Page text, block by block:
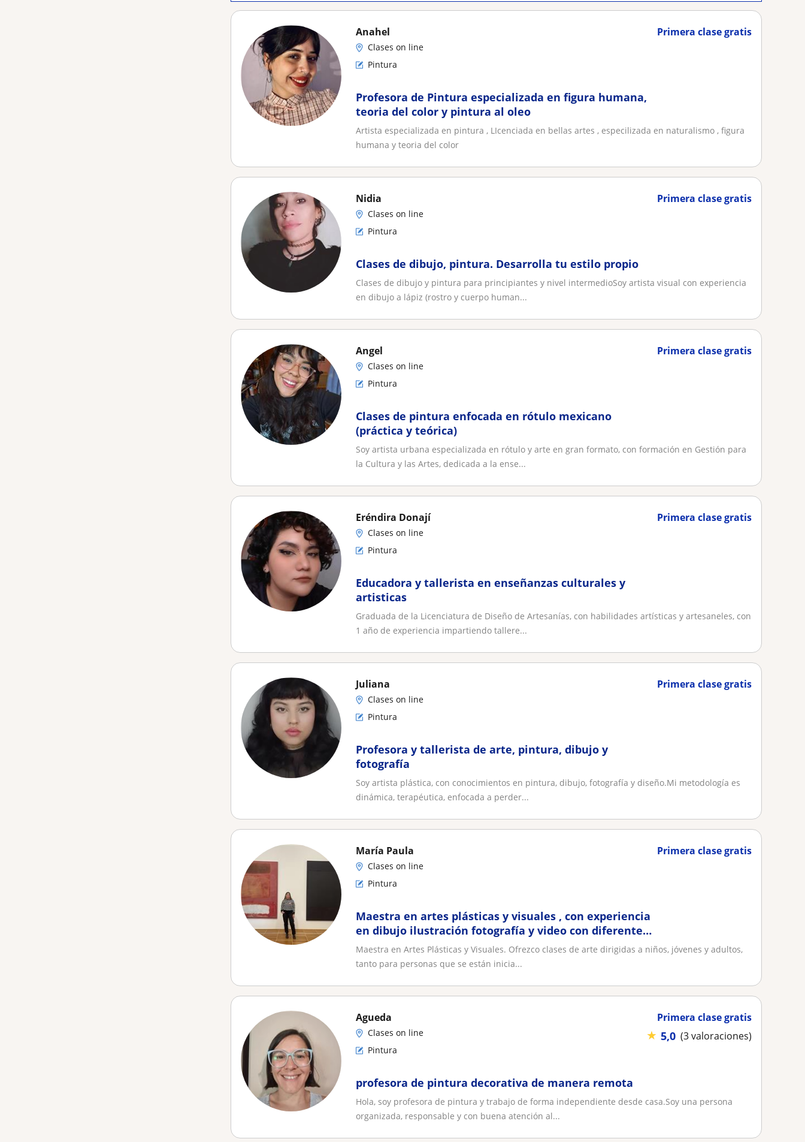
Primera clase gratis
Anahel
Clases on line
Pintura
Profesora de Pintura especializada en figura humana,
teoria del color y pintura al oleo
Artista especializada en pintura , LIcenciada en bellas artes , especilizada en naturalismo , figura
humana y teoria del color
Primera clase gratis
Nidia
Clases on line
Pintura
Clases de dibujo, pintura. Desarrolla tu estilo propio
Clases de dibujo y pintura para principiantes y nivel intermedioSoy artista visual con experiencia
en dibujo a lápiz (rostro y cuerpo human...
Primera clase gratis
Angel
Clases on line
Pintura
Clases de pintura enfocada en rótulo mexicano
(práctica y teórica)
Soy artista urbana especializada en rótulo y arte en gran formato, con formación en Gestión para
la Cultura y las Artes, dedicada a la ense...
Primera clase gratis
Eréndira Donají
Clases on line
Pintura
Educadora y tallerista en enseñanzas culturales y
artisticas
Graduada de la Licenciatura de Diseño de Artesanías, con habilidades artísticas y artesaneles, con
1 año de experiencia impartiendo tallere...
Primera clase gratis
Juliana
Clases on line
Pintura
Profesora y tallerista de arte, pintura, dibujo y
fotografía
Soy artista plástica, con conocimientos en pintura, dibujo, fotografía y diseño.Mi metodología es
dinámica, terapéutica, enfocada a perder...
Primera clase gratis
María Paula
Clases on line
Pintura
Maestra en artes plásticas y visuales , con experiencia
en dibujo ilustración fotografía y video con diferentes
herramientas
Maestra en Artes Plásticas y Visuales. Ofrezco clases de arte dirigidas a niños, jóvenes y adultos,
tanto para personas que se están inicia...
Primera clase gratis
★ 5,0 (3 valoraciones)
Agueda
Clases on line
Pintura
profesora de pintura decorativa de manera remota
Hola, soy profesora de pintura y trabajo de forma independiente desde casa.Soy una persona
organizada, responsable y con buena atención al...